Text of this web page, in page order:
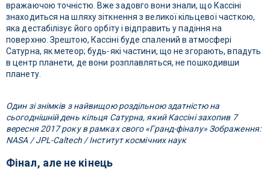
вражаючою точністю. Вже задовго вони знали, що Кассіні
знаходиться на шляху зіткнення з великої кільцевої часткою,
яка дестабілізує його орбіту і відправить у падіння на
поверхню. Зрештою, Кассіні буде спалений в атмосфері
Сатурна, як метеор; будь-які частини, що не згорають, впадуть
в центр планети, де вони розплавляться, не пошкодивши
планету.
Один зі знімків з найвищою роздільною здатністю на
сьогоднішній день кільця Сатурна, який Кассіні захопив 7
вересня 2017 року в рамках свого «Гранд-фіналу» Зображення:
NASA / JPL-Caltech / Інститут космічних наук
Фінал, але не кінець